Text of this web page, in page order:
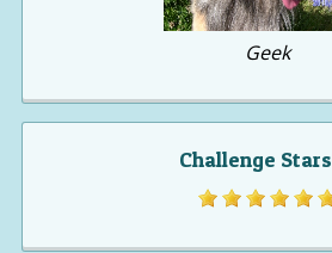
Geek
Challenge Stars